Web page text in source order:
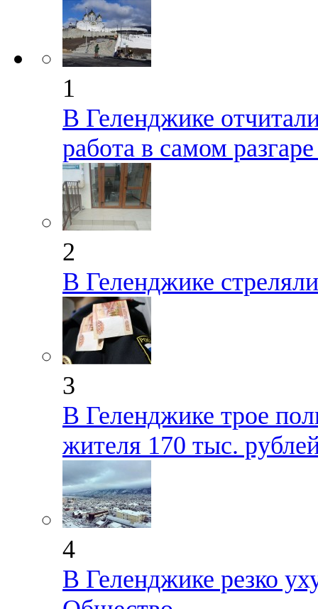
1
В Геленджике
работа в самом
2
В Геленджике
3
В Геленджике трое
жителя 170 тыс.
4
В Геленджике резко